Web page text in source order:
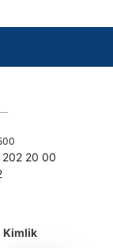
202 20 00
Kimlik